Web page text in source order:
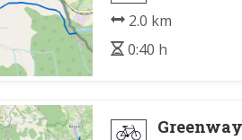
2.0 km
0:40 h
Greenway